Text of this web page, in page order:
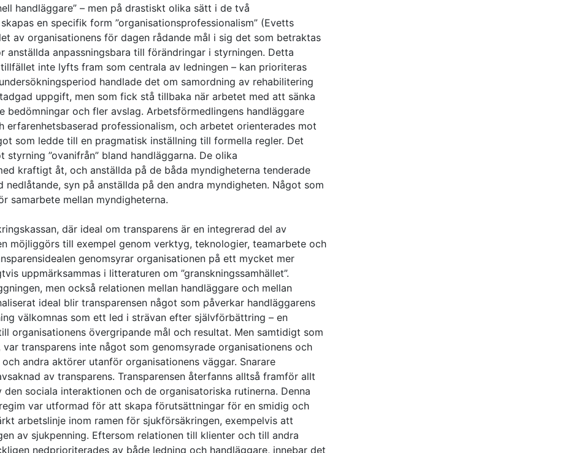
handläggare” – men på drastiskt olika sätt i de två
en specifik form ”organisationsprofessionalism” (Evetts
av organisationens för dagen rådande mål i sig det som betraktas
anpassningsbara till förändringar i styrningen. Detta
inte lyfts fram som centrala av ledningen – kan prioriteras
handlade det om samordning av rehabilitering
uppgift, men som fick stå tillbaka när arbetet med att sänka
och fler avslag. Arbetsförmedlingens handläggare
erfarenhetsbaserad professionalism, och arbetet orienterades mot
som ledde till en pragmatisk inställning till formella regler. Det
”ovanifrån” bland handläggarna. De olika
kraftigt åt, och anställda på de båda myndigheterna tenderade
syn på anställda på den andra myndigheten. Något som
samarbete mellan myndigheterna.
där ideal om transparens är en integrerad del av
möjliggörs till exempel genom verktyg, teknologier, teamarbete och
genomsyrar organisationen på ett mycket mer
uppmärksammas i litteraturen om ”granskningssamhället”.
men också relationen mellan handläggare och mellan
ideal blir transparensen något som påverkar handläggarens
välkomnas som ett led i strävan efter självförbättring – en
organisationens övergripande mål och resultat. Men samtidigt som
transparens inte något som genomsyrade organisationens och
andra aktörer utanför organisationens väggar. Snarare
av transparens. Transparensen återfanns alltså framför allt
sociala interaktionen och de organisatoriska rutinerna. Denna
var utformad för att skapa förutsättningar för en smidig och
arbetslinje inom ramen för sjukförsäkringen, exempelvis att
av sjukpenning. Eftersom relationen till klienter och till andra
nedprioriterades av både ledning och handläggare, innebar det